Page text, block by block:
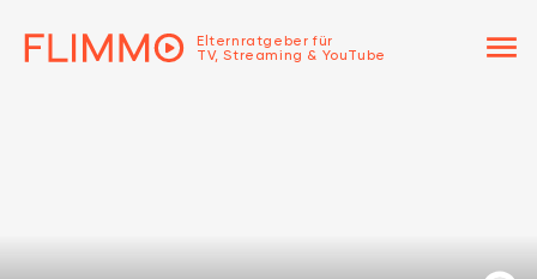
Elternratgeber für
TV, Streaming & YouTube
menu